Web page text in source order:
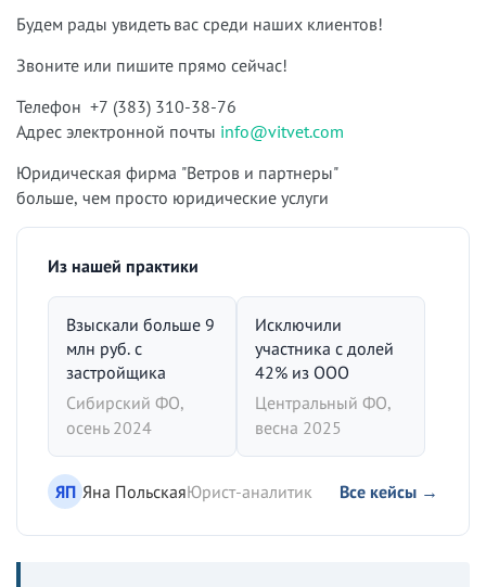
Будем рады увидеть вас среди наших клиентов!
Звоните или пишите прямо сейчас!
Телефон +7 (383) 310-38-76
Адрес электронной почты info@vitvet.com
Юридическая фирма "Ветров и партнеры"
больше, чем просто юридические услуги
Из нашей практики
Взыскали больше 9
млн руб. с
застройщика
Сибирский ФО,
осень 2024
Исключили
участника с долей
42% из ООО
Центральный ФО,
весна 2025
ЯП Яна ПольскаяЮрист-аналитик Все кейсы →